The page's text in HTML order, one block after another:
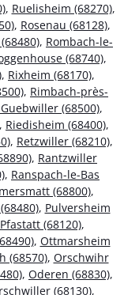
, Ruelisheim (68270),
, Rosenau (68128),
, Rombach-le-
(68740),
, Rixheim (68170),
, Rimbach-près-
(68500),
, Riedisheim (68400),
, Retzwiller (68210),
, Rantzwiller
, Ranspach-le-Bas
(68800),
, Pulversheim
Pfastatt (68120),
, Ottmarsheim
(68570), Orschwihr
, Oderen (68830),
(68130),